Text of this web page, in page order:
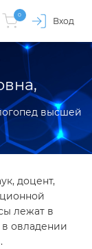
0
Вход
высшей
доцент,
лежат в
овладении